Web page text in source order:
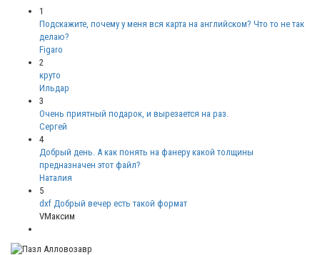
1
Подскажите, почему у меня вся карта на английском? Что то не так
делаю?
Figaro
2
круто
Ильдар
3
Очень приятный подарок, и вырезается на раз.
Сергей
4
Добрый день. А как понять на фанеру какой толщины
предназначен этот файл?
Наталия
5
dxf Добрый вечер есть такой формат
VМаксим